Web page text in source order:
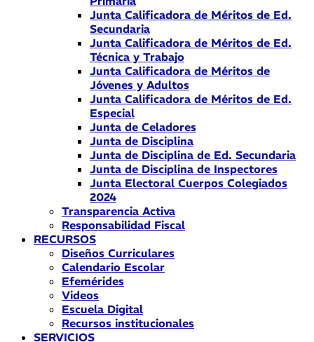
Junta Calificadora de Méritos de Ed.
Secundaria
Junta Calificadora de Méritos de Ed.
Técnica y Trabajo
Junta Calificadora de Méritos de
Jóvenes y Adultos
Junta Calificadora de Méritos de Ed.
Especial
Junta de Celadores
Junta de Disciplina
Junta de Disciplina de Ed. Secundaria
Junta de Disciplina de Inspectores
Junta Electoral Cuerpos Colegiados
2024
Transparencia Activa
Responsabilidad Fiscal
RECURSOS
Diseños Curriculares
Calendario Escolar
Efemérides
Videos
Escuela Digital
Recursos institucionales
SERVICIOS